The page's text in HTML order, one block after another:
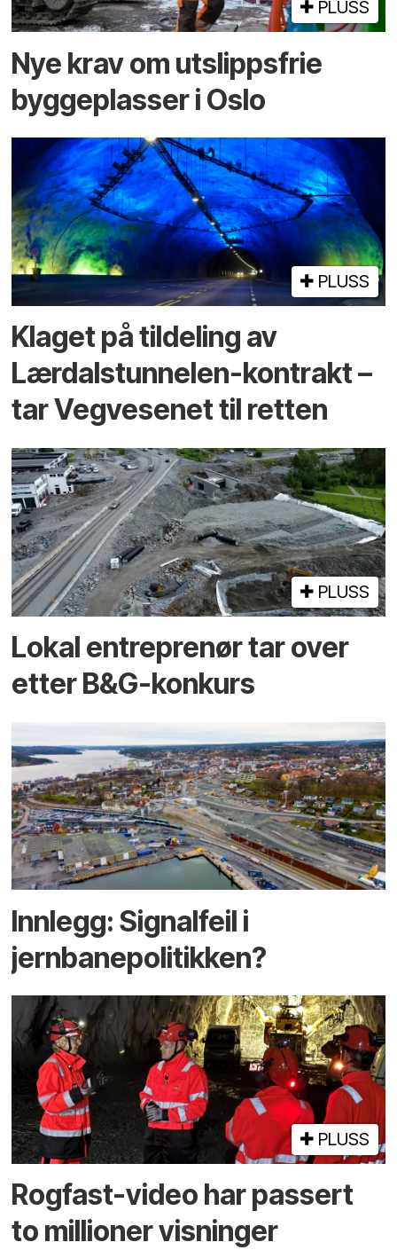
PLUSS
Nye krav om utslippsfrie
byggeplasser i Oslo
PLUSS
Klaget på tildeling av
Lærdalstunnelen-kontrakt –
tar Vegvesenet til retten
PLUSS
Lokal entreprenør tar over
etter B&G-konkurs
Innlegg: Signalfeil i
jernbanepolitikken?
PLUSS
Rogfast-video har passert
to millioner visninger